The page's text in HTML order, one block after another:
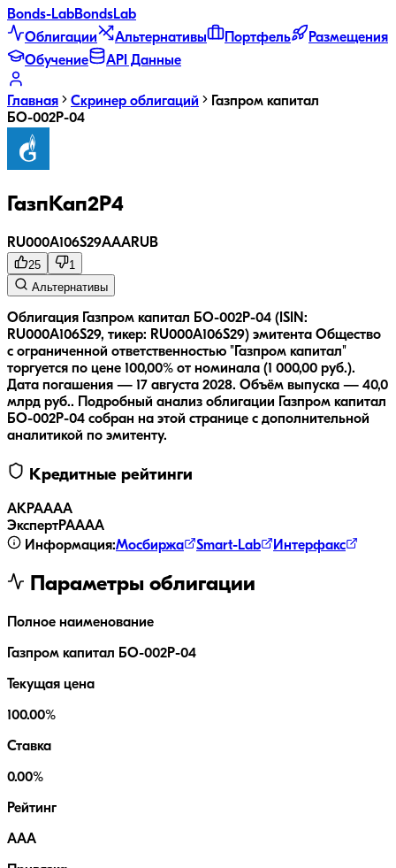
Bonds-LabBondsLab
Облигации
Альтернативы Портфель
Размещения
Обучение
API Данные
Главная Скринер облигаций
Газпром капитал
БО-002Р-04
ГазпКап2P4
RU000A106S29AAARUB
25
1
Альтернативы
Облигация Газпром капитал БО-002Р-04 (ISIN:
RU000A106S29, тикер: RU000A106S29) эмитента Общество
с ограниченной ответственностью "Газпром капитал"
торгуется по цене 100,00% от номинала (1 000,00 руб.).
Дата погашения — 17 августа 2028. Объём выпуска — 40,0
млрд руб..
Подробный анализ облигации
Газпром капитал
БО-002Р-04 собран на этой странице с дополнительной
аналитикой по эмитенту.
Кредитные рейтинги
АКРАAAA
ЭкспертРАAAA
Информация:Мосбиржа Smart-Lab Интерфакс
Параметры облигации
Полное наименование
Газпром капитал БО-002Р-04
Текущая цена
100.00%
Ставка
0.00%
Рейтинг
AAA